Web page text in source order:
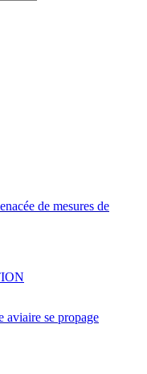
de mesures de
aviaire se propage